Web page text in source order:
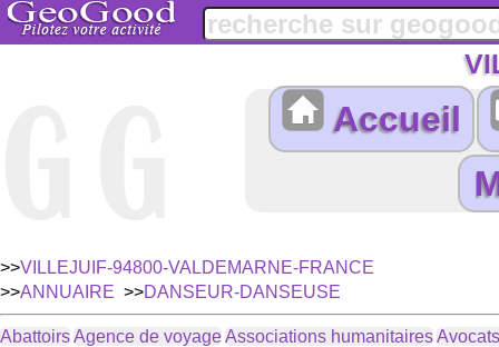
Accueil
>>VILLEJUIF-94800-VALDEMARNE-FRANCE
>>ANNUAIRE >>DANSEUR-DANSEUSE
AbattoirsAgence de voyageAssociations humanitaires